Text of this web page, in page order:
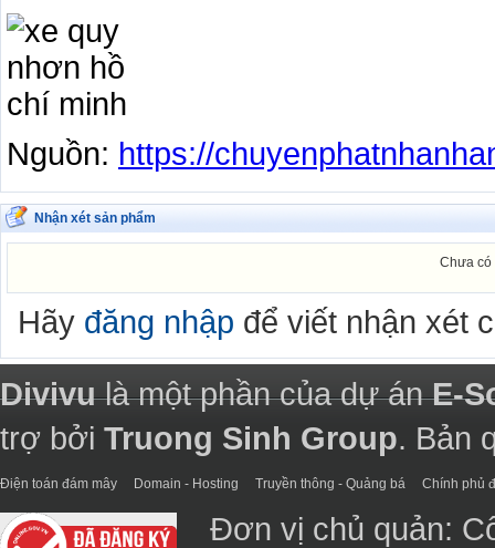
Nguồn: https://
Nhận xét sản phẩm
Chưa có
Hãy đăng nhập để viết nhận xét
Divivulà một phần của dự ánE-
trợ bởi Truong Sinh Group. Bản
Điện toán đám mây Domain - Hosting Truyền thông - Quảng bá Chính phủ
Đơn vị chủ quản: